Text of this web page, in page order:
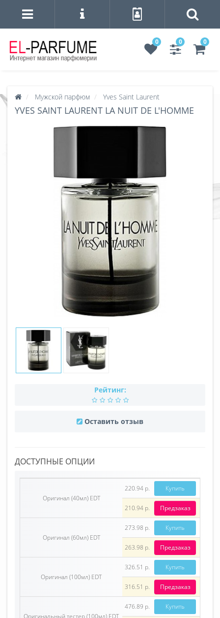
0 0 0
Мужской парфюм Yves Saint Laurent
YVES SAINT LAURENT LA NUIT DE L'HOMME
Рейтинг:
Оставить отзыв
ДОСТУПНЫЕ ОПЦИИ
Оригинал (40мл) EDT
220.94 р. Купить
210.94 р. Предзаказ
Оригинал (60мл) EDT
273.98 р. Купить
263.98 р. Предзаказ
Оригинал (100мл) EDT
326.51 р. Купить
316.51 р. Предзаказ
Оригинальный тестер (100мл) EDT
476.89 р. Купить